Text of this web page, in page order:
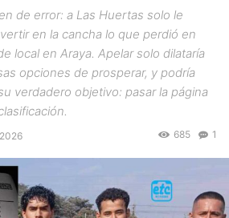
de error: a Las Huertas solo le
en la cancha lo que perdió en
local en Araya. Apelar solo dilataría
opciones de prosperar, y podría
verdadero objetivo: pasar la página
1
685